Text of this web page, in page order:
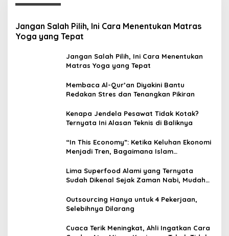
Jangan Salah Pilih, Ini Cara Menentukan Matras
Yoga yang Tepat
Jangan Salah Pilih, Ini Cara Menentukan
Matras Yoga yang Tepat
Membaca Al-Qur’an Diyakini Bantu
Redakan Stres dan Tenangkan Pikiran
Kenapa Jendela Pesawat Tidak Kotak?
Ternyata Ini Alasan Teknis di Baliknya
“In This Economy”: Ketika Keluhan Ekonomi
Menjadi Tren, Bagaimana Islam
Lima Superfood Alami yang Ternyata
Sudah Dikenal Sejak Zaman Nabi, Mudah
Outsourcing Hanya untuk 4 Pekerjaan,
Selebihnya Dilarang
Cuaca Terik Meningkat, Ahli Ingatkan Cara